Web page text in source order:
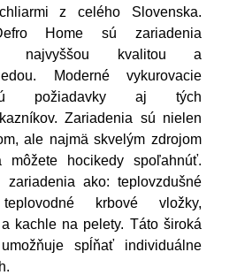
z celého Slovenska.
Home sú zariadenia
najvyššou kvalitou a
Moderné vykurovacie
požiadavky aj tých
Zariadenia sú nielen
ale najmä skvelým zdrojom
hocikedy spoľahnúť.
zariadenia ako: teplovzdušné
krbové vložky,
kachle na pelety. Táto široká
spĺňať individuálne